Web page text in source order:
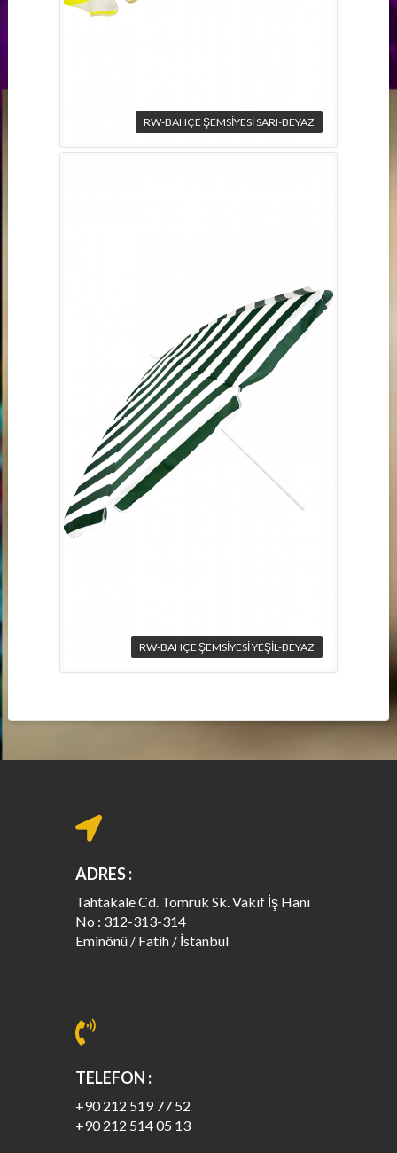
RW-BAHÇE ŞEMSİYESİ SARI-BEYAZ
RW-BAHÇE ŞEMSİYESİ YEŞİL-BEYAZ
ADRES :
Tahtakale Cd. Tomruk Sk. Vakıf İş Hanı
No : 312-313-314
Eminönü / Fatih / İstanbul
TELEFON :
+90 212 519 77 52
+90 212 514 05 13